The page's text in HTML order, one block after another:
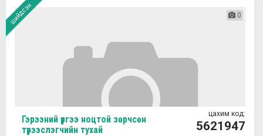
шийдсэн 0
Гэрээний үүргээ ноцтой зөрчсөн
түрээслэгчийн тухай
цахим код:
5621947